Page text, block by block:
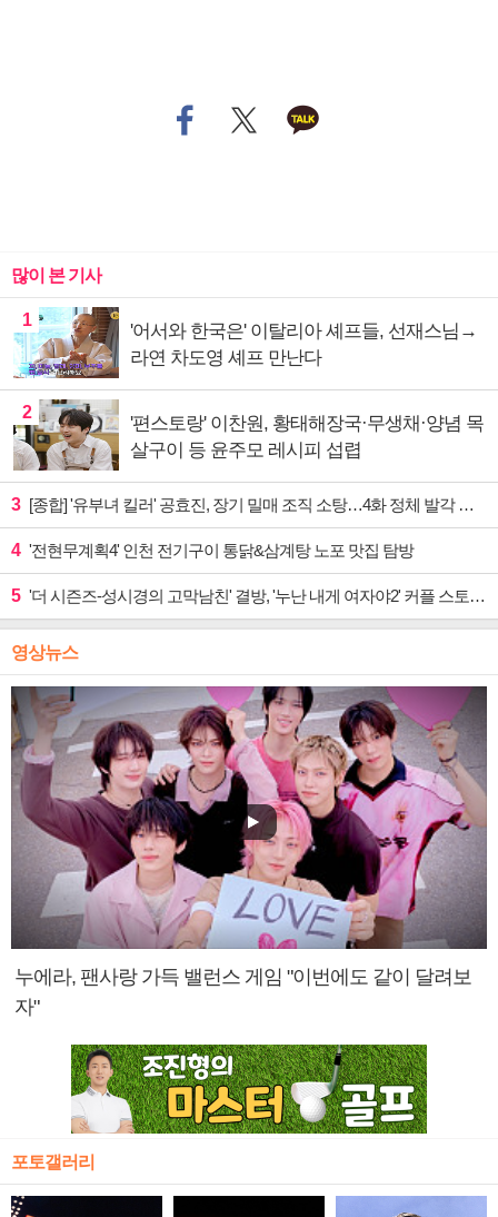
많이 본 기사
1
'어서와 한국은' 이탈리아 셰프들, 선재스님→
라연 차도영 셰프 만난다
2
'편스토랑' 이찬원, 황태해장국·무생채·양념 목
살구이 등 윤주모 레시피 섭렵
3 [종합] '유부녀 킬러' 공효진, 장기 밀매 조직 소탕…4화 정체 발각 위기 예고
4 '전현무계획4' 인천 전기구이 통닭&삼계탕 노포 맛집 탐방
5 '더 시즌즈-성시경의 고막남친' 결방, '누난 내게 여자야2' 커플 스토리 편성
영상뉴스
누에라, 팬사랑 가득 밸런스 게임 "이번에도 같이 달려보
자"
포토갤러리